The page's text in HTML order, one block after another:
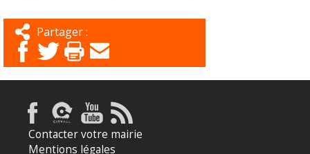
Partager :
Contacter votre mairie
Mentions légales